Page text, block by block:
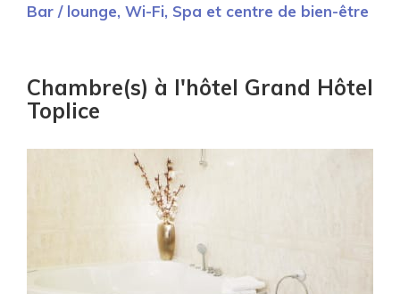
Bar / lounge, Wi-Fi, Spa et centre de bien-être
Chambre(s) à l'hôtel Grand Hôtel
Toplice